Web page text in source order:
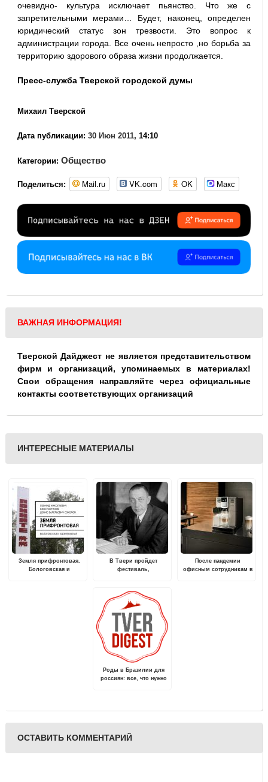
очевидно- культура исключает пьянство. Что же с
запретительными мерами… Будет, наконец, определен
юридический статус зон трезвости. Это вопрос к
администрации города. Все очень непросто ,но борьба за
территорию здорового образа жизни продолжается.
Пресс-служба Тверской городской думы
Михаил Тверской
Дата публикации: 30 Июн 2011, 14:10
Категории: Общество
Поделиться: Mail.ru VK.com OK Макс
ВАЖНАЯ ИНФОРМАЦИЯ!
Тверской Дайджест не является представительством
фирм и организаций, упоминаемых в материалах!
Свои обращения направляйте через официальные
контакты соответствующих организаций
ИНТЕРЕСНЫЕ МАТЕРИАЛЫ
Земля прифронтовая.
Бологовская и
В Твери пройдет
фестиваль,
со дня рождения Сергея
Васильевича
Рахманинова
После пандемии
офисным сотрудникам в
Роды в Бразилии для
россиян: все, что нужно
ОСТАВИТЬ КОММЕНТАРИЙ